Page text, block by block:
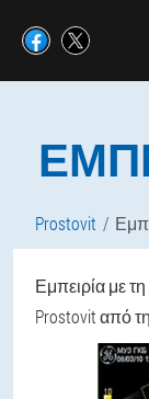
Prostovit
Εμπειρία με
Prostovit από